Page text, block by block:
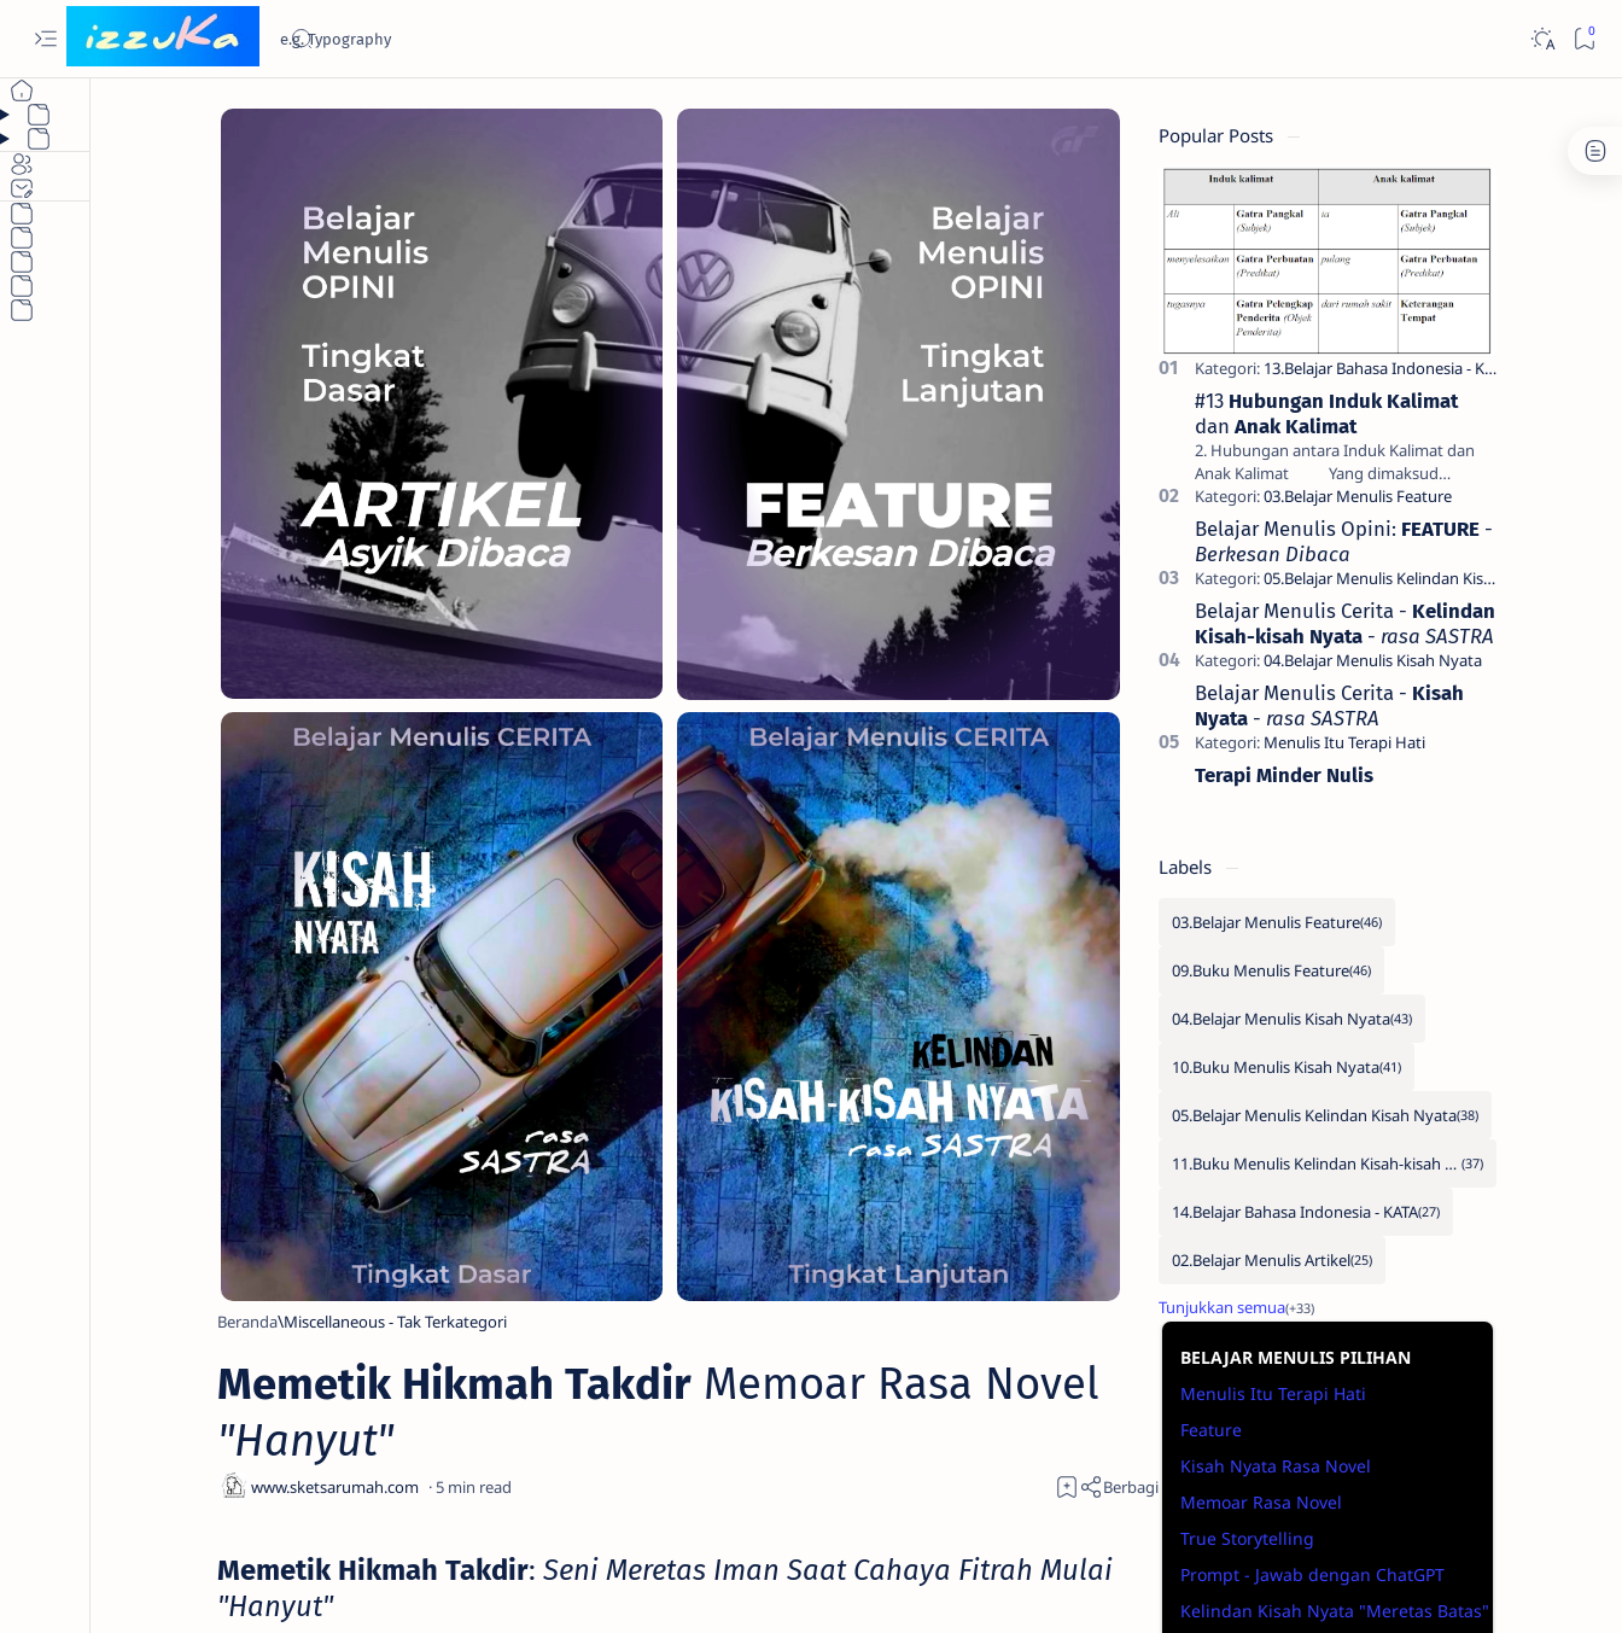
Beranda Miscellaneous - Tak Terkategori
Memetik Hikmah TakdirMemoar Rasa Novel
"Hanyut"
5
Memetik Hikmah Takdir: Seni Meretas Iman Saat Cahaya Fitrah Mulai
"Hanyut"
Popular Posts
#13 Hubungan Induk Kalimat
dan Anak Kalimat
2. Hubungan antara Induk Kalimat dan
Anak Kalimat Yang dimaksud
dengan hubungan antara induk kalimat
dan anak kalimat di sini bukan hubung…
Belajar Menulis Opini: FEATURE-
Berkesan Dibaca
Belajar Menulis Cerita - Kelindan
Kisah-kisah Nyata- rasa SASTRA
Belajar Menulis Cerita - Kisah
Nyata- rasa SASTRA
Terapi Minder Nulis
Labels
03.Belajar Menulis Feature
09.Buku Menulis Feature
04.Belajar Menulis Kisah Nyata
10.Buku Menulis Kisah Nyata
05.Belajar Menulis Kelindan Kisah Nyata
11.Buku Menulis Kelindan Kisah-kisah Nyata
14.Belajar Bahasa Indonesia - KATA
02.Belajar Menulis Artikel
BELAJAR MENULIS PILIHAN
Menulis Itu Terapi Hati
Feature
Kisah Nyata Rasa Novel
Memoar Rasa Novel
True Storytelling
Prompt - Jawab dengan ChatGPT
Kelindan Kisah Nyata "Meretas Batas"